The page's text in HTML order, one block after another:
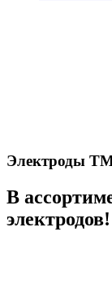
Электроды
В
электродов!